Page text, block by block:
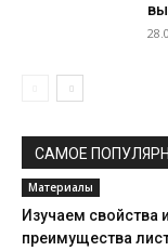
САМОЕ
Материалы
Изучаем свойства и
преимущества